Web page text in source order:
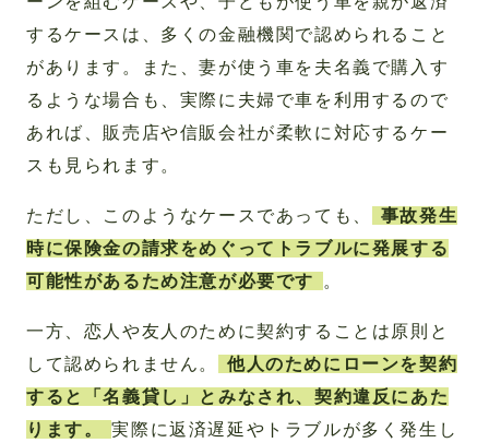
するケースは、多くの金融機関で認められること
があります。また、妻が使う車を夫名義で購入す
るような場合も、実際に夫婦で車を利用するので
あれば、販売店や信販会社が柔軟に対応するケー
スも見られます。
ただし、このようなケースであっても、
事故発生
時に保険金の請求をめぐってトラブルに発展する
可能性があるため注意が必要です
。
一方、恋人や友人のために契約することは原則と
して認められません。
他人のためにローンを契約
すると「名義貸し」とみなされ、契約違反にあた
ります。
実際に返済遅延やトラブルが多く発生し